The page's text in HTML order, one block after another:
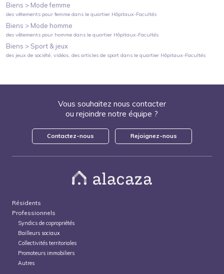
Biens > Mode femme
des vêtements pour femme dans le quartier Hôpitaux-Facultés
Biens > Mode homme
des vêtements pour homme dans le quartier Hôpitaux-Facultés
Biens > Sport & jeux
des jeux de société, vidéos, des articles de sport dans le quartier Hôpitaux-Facultés
Vous souhaitez nous contacter
ou rejoindre notre équipe ?
Contactez-nous Rejoignez-nous
Résidents
Professionnels
Syndics de copropriétés
Bailleurs sociaux
Collectivités territoriales
Promoteurs immobiliers
Autres